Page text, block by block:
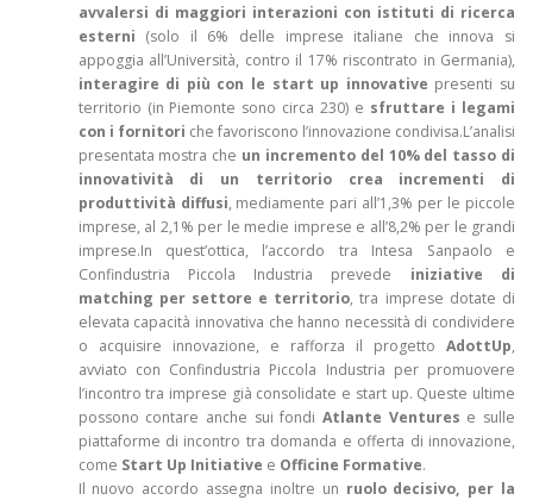
avvalersi di maggiori interazioni con istituti di ricerca
esterni (solo il 6% delle imprese italiane che innova si
appoggia all’Università, contro il 17% riscontrato in Germania),
interagire di più con le start up innovative presenti su
territorio (in Piemonte sono circa 230) e sfruttare i legami
con i fornitori che favoriscono l’innovazione condivisa.L’analisi
presentata mostra che un incremento del 10% del tasso di
innovatività di un territorio crea incrementi di
produttività diffusi, mediamente pari all’1,3% per le piccole
imprese, al 2,1% per le medie imprese e all’8,2% per le grandi
imprese.In quest’ottica, l’accordo tra Intesa Sanpaolo e
Confindustria Piccola Industria prevede iniziative di
matching per settore e territorio, tra imprese dotate di
elevata capacità innovativa che hanno necessità di condividere
o acquisire innovazione, e rafforza il progetto AdottUp,
avviato con Confindustria Piccola Industria per promuovere
l’incontro tra imprese già consolidate e start up. Queste ultime
possono contare anche sui fondi Atlante Ventures e sulle
piattaforme di incontro tra domanda e offerta di innovazione,
come Start Up Initiative e Officine Formative.
Il nuovo accordo assegna inoltre un ruolo decisivo, per la